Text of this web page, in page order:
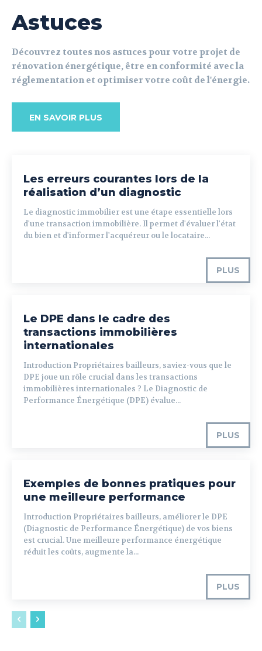
Astuces
Découvrez toutes nos astuces pour votre projet de
rénovation énergétique, être en conformité avec la
réglementation et optimiser votre coût de l'énergie.
EN SAVOIR PLUS
Les erreurs courantes lors de la
réalisation d’un diagnostic
Le diagnostic immobilier est une étape essentielle lors
d'une transaction immobilière. Il permet d'évaluer l'état
du bien et d'informer l'acquéreur ou le locataire...
PLUS
Le DPE dans le cadre des
transactions immobilières
internationales
Introduction Propriétaires bailleurs, saviez-vous que le
DPE joue un rôle crucial dans les transactions
immobilières internationales ? Le Diagnostic de
Performance Énergétique (DPE) évalue...
PLUS
Exemples de bonnes pratiques pour
une meilleure performance
Introduction Propriétaires bailleurs, améliorer le DPE
(Diagnostic de Performance Énergétique) de vos biens
est crucial. Une meilleure performance énergétique
réduit les coûts, augmente la...
PLUS